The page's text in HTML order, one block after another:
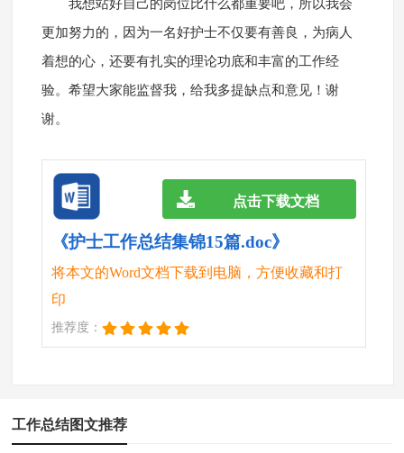
我想站好自己的岗位比什么都重要吧，所以我会
更加努力的，因为一名好护士不仅要有善良，为病人
着想的心，还要有扎实的理论功底和丰富的工作经
验。希望大家能监督我，给我多提缺点和意见！谢
谢。
《护士工作总结集锦15篇.doc》
将本文的Word文档下载到电脑，方便收藏和打
印
推荐度：
点击下载文档
工作总结图文推荐